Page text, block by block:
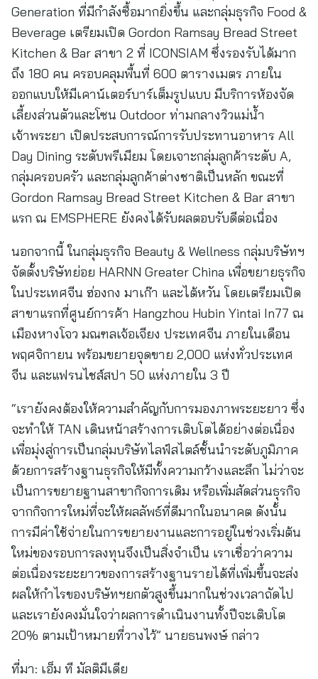
Generation ที่มีกำลังซื้อมากยิ่งขึ้น และกลุ่มธุรกิจ Food &
Beverage เตรียมเปิด Gordon Ramsay Bread Street
Kitchen & Bar สาขา 2 ที่ ICONSIAM ซึ่งรองรับได้มาก
ถึง 180 คน ครอบคลุมพื้นที่ 600 ตารางเมตร ภายใน
ออกแบบให้มีเคาน์เตอร์บาร์เต็มรูปแบบ มีบริการห้องจัด
เลี้ยงส่วนตัวและโซน Outdoor ท่ามกลางวิวแม่น้ำ
เจ้าพระยา เปิดประสบการณ์การรับประทานอาหาร All
Day Dining ระดับพรีเมียม โดยเจาะกลุ่มลูกค้าระดับ A,
กลุ่มครอบครัว และกลุ่มลูกค้าต่างชาติเป็นหลัก ขณะที่
Gordon Ramsay Bread Street Kitchen & Bar สาขา
แรก ณ EMSPHERE ยังคงได้รับผลตอบรับดีต่อเนื่อง
นอกจากนี้ ในกลุ่มธุรกิจ Beauty & Wellness กลุ่มบริษัทฯ
จัดตั้งบริษัทย่อย HARNN Greater China เพื่อขยายธุรกิจ
ในประเทศจีน ฮ่องกง มาเก๊า และไต้หวัน โดยเตรียมเปิด
สาขาแรกที่ศูนย์การค้า Hangzhou Hubin Yintai In77 ณ
เมืองหางโจว มณฑลเจ้อเจียง ประเทศจีน ภายในเดือน
พฤศจิกายน พร้อมขยายจุดขาย 2,000 แห่งทั่วประเทศ
จีน และแฟรนไชส์สปา 50 แห่งภายใน 3 ปี
“เรายังคงต้องให้ความสำคัญกับการมองภาพระยะยาว ซึ่ง
จะทำให้ TAN เดินหน้าสร้างการเติบโตได้อย่างต่อเนื่อง
เพื่อมุ่งสู่การเป็นกลุ่มบริษัทไลฟ์สไตล์ชั้นนำระดับภูมิภาค
ด้วยการสร้างฐานธุรกิจให้มีทั้งความกว้างและลึก ไม่ว่าจะ
เป็นการขยายฐานสาขากิจการเดิม หรือเพิ่มสัดส่วนธุรกิจ
จากกิจการใหม่ที่จะให้ผลลัพธ์ที่ดีมากในอนาคต ดังนั้น
การมีค่าใช้จ่ายในการขยายงานและการอยู่ในช่วงเริ่มต้น
ใหม่ของรอบการลงทุนจึงเป็นสิ่งจำเป็น เราเชื่อว่าความ
ต่อเนื่องระยะยาวของการสร้างฐานรายได้ที่เพิ่มขึ้นจะส่ง
ผลให้กำไรของบริษัทฯยกตัวสูงขึ้นมากในช่วงเวลาถัดไป
และเรายังคงมั่นใจว่าผลการดำเนินงานทั้งปีจะเติบโต
20% ตามเป้าหมายที่วางไว้” นายธนพงษ์ กล่าว
ที่มา: เอ็ม ที มัลติมีเดีย